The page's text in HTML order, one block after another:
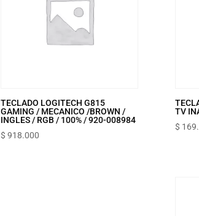
TECLADO LOGITECH G815
GAMING / MECANICO /BROWN /
INGLES / RGB / 100% / 920-008984
$ 918.000
TV
$